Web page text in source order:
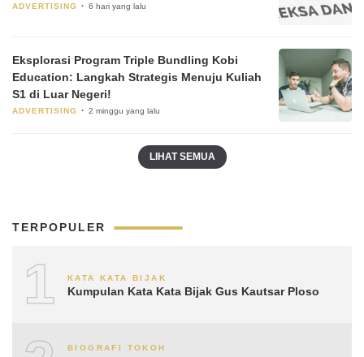
ADVERTISING 6 hari yang lalu
Eksplorasi Program Triple Bundling Kobi
Education: Langkah Strategis Menuju Kuliah
S1 di Luar Negeri!
ADVERTISING 2 minggu yang lalu
LIHAT SEMUA
TERPOPULER
1 KATA KATA BIJAK
Kumpulan Kata Kata Bijak Gus Kautsar Ploso
BIOGRAFI TOKOH